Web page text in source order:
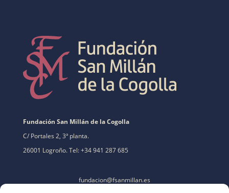
Fundación San Millán de la Cogolla
C/ Portales 2, 3ª planta.
26001 Logroño. Tel: +34 941 287 685
fundacion@fsanmillan.es